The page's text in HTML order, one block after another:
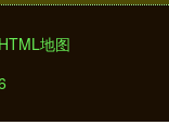
HTML地图